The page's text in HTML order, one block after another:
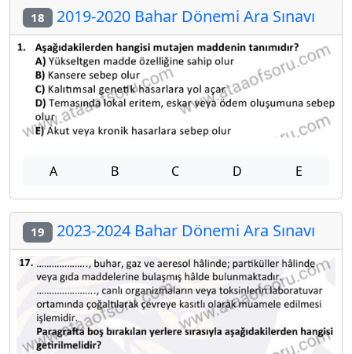
18 2019-2020 Bahar Dönemi Ara Sınavı
A B C D E
19 2023-2024 Bahar Dönemi Ara Sınavı